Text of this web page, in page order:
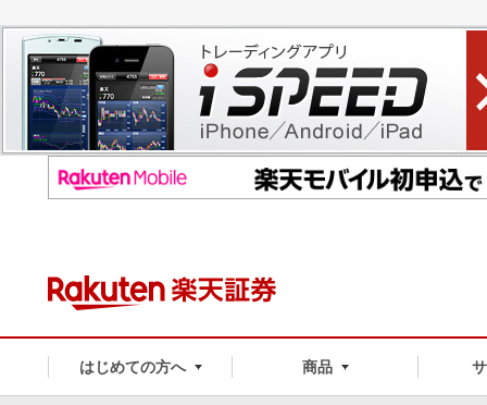
はじめての方へ 商品